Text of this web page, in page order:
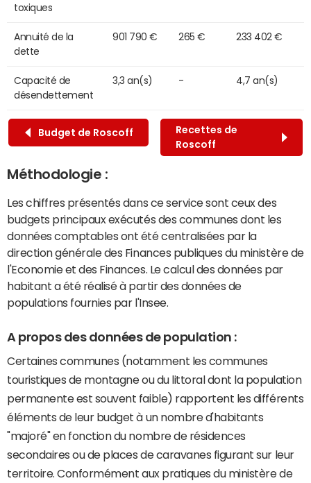
toxiques
Annuité de la
dette
901 790 € 265 € 233 402 €
Capacité de
désendettement
3,3 an(s) - 4,7 an(s)
Budget de Roscoff
Recettes de
Roscoff
Méthodologie :
Les chiffres présentés dans ce service sont ceux des
budgets principaux exécutés des communes dont les
données comptables ont été centralisées par la
direction générale des Finances publiques du ministère de
l'Economie et des Finances. Le calcul des données par
habitant a été réalisé à partir des données de
populations fournies par l'Insee.
A propos des données de population :
Certaines communes (notamment les communes
touristiques de montagne ou du littoral dont la population
permanente est souvent faible) rapportent les différents
éléments de leur budget à un nombre d'habitants
"majoré" en fonction du nombre de résidences
secondaires ou de places de caravanes figurant sur leur
territoire. Conformément aux pratiques du ministère de